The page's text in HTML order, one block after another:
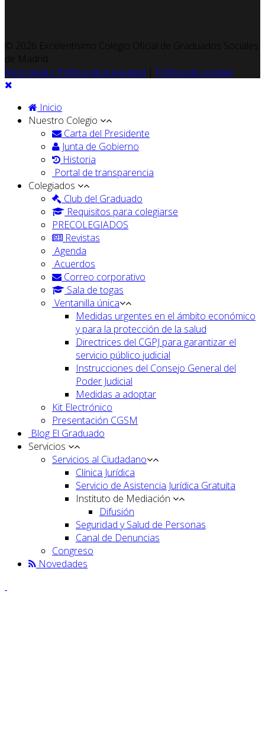
© 2026 Excelentísimo Colegio Oficial de Graduados Sociales
de Madrid
Aviso legal y Política de privacidad
Política de cookies
Inicio
Nuestro Colegio
Carta del Presidente
Junta de Gobierno
Historia
Portal de transparencia
Colegiados
Club del Graduado
Requisitos para colegiarse
PRECOLEGIADOS
Revistas
Agenda
Acuerdos
Correo corporativo
Sala de togas
Ventanilla única
Medidas urgentes en el ámbito económico
y para la protección de la salud
Directrices del CGPJ para garantizar el
servicio público judicial
Instrucciones del Consejo General del
Poder Judicial
Medidas a adoptar
Kit Electrónico
Presentación CGSM
Blog El Graduado
Servicios
Servicios al Ciudadano
Clínica Jurídica
Servicio de Asistencia Jurídica Gratuita
Instituto de Mediación
Difusión
Seguridad y Salud de Personas
Canal de Denuncias
Congreso
Novedades